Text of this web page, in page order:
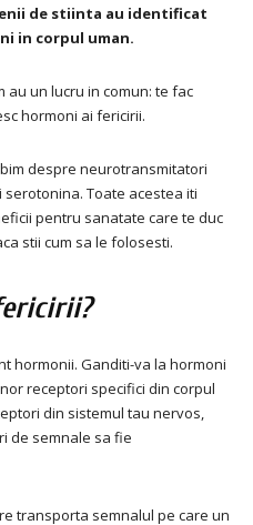
de stiinta au identificat
in corpul uman.
au un lucru in comun: te fac
hormoni ai fericirii.
despre neurotransmitatori
Toate acestea iti
pentru sanatate care te duc
stii cum sa le folosesti.
hormonii. Ganditi-va la hormoni
receptori specifici din corpul
din sistemul tau nervos,
de semnale sa fie
transporta semnalul pe care un